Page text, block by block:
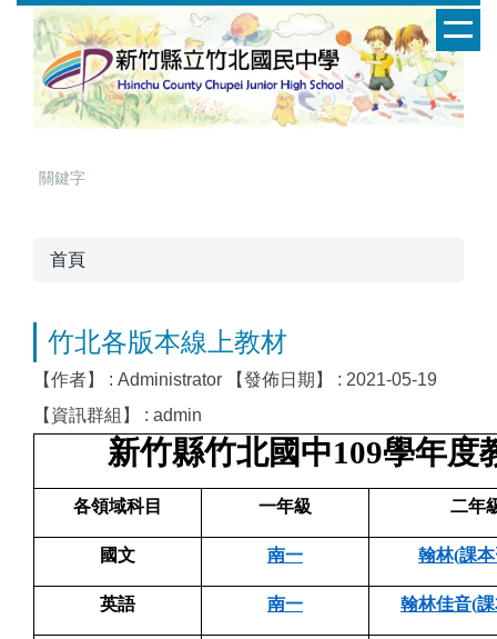
首頁
竹北各版本線上教材
【作者】 : Administrator 【發佈日期】 : 2021-05-19
【資訊群組】 : admin
新竹縣竹北國中109學年度
各領域科目 一年級 二年
國文 南一 翰林(課
英語 南一 翰林佳音(